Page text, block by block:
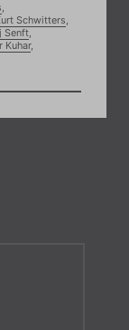
,
Schwitters,
Senft,
Kuhar,